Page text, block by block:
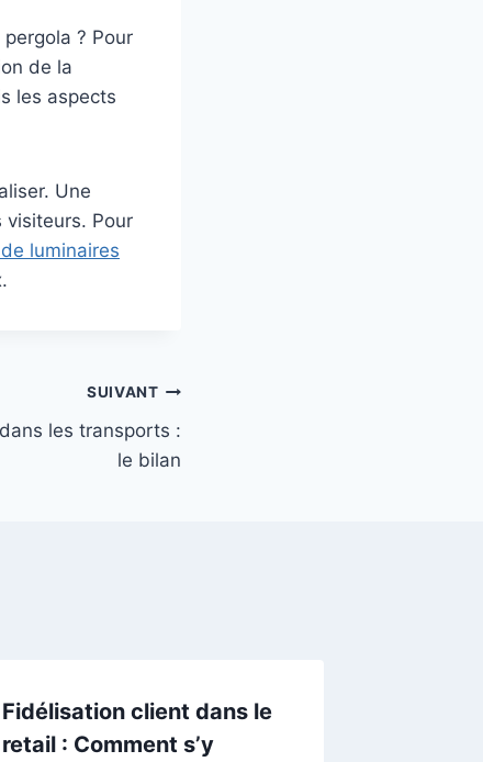
? Pour
de la
les aspects
Une
visiteurs. Pour
luminaires
SUIVANT
les transports :
le bilan
Fidélisation client dans le
retail : Comment s’y